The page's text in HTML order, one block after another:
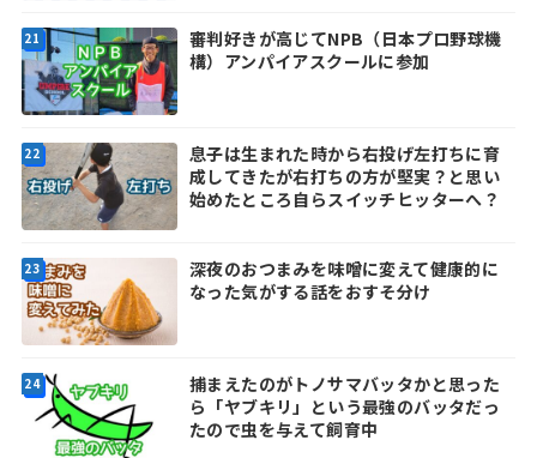
審判好きが高じてNPB（日本プロ野球機
構）アンパイアスクールに参加
息子は生まれた時から右投げ左打ちに育
成してきたが右打ちの方が堅実？と思い
始めたところ自らスイッチヒッターへ？
深夜のおつまみを味噌に変えて健康的に
なった気がする話をおすそ分け
捕まえたのがトノサマバッタかと思った
ら「ヤブキリ」という最強のバッタだっ
たので虫を与えて飼育中